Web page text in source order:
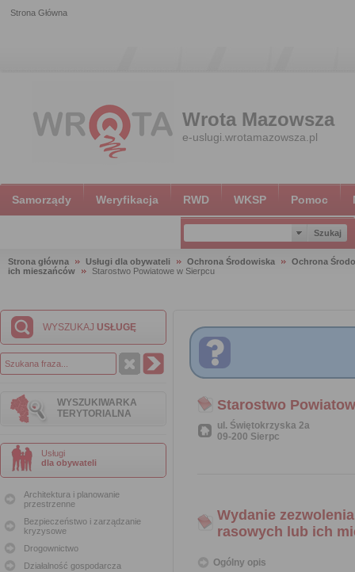
Strona Główna
Wrota Mazowsza
e-uslugi.wrotamazowsza.pl
Samorządy Weryfikacja RWD WKSP Pomoc
Strona główna Usługi dla obywateli Ochrona Środowiska
Ochrona
ich mieszańców
Starostwo Powiatowe w Sierpcu
WYSZUKAJ USŁUGĘ
WYSZUKIWARKA
TERYTORIALNA
Usługi
dla obywateli
Architektura i planowanie
przestrzenne
Bezpieczeństwo i zarządzanie
kryzysowe
Drogownictwo
Działalność gospodarcza
Starostwo
ul. Świętokrzyska 2a
09-200 Sierpc
Wydanie
rasowych lub ich
Ogólny opis